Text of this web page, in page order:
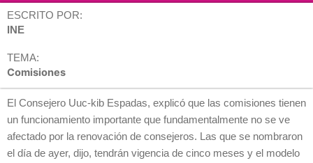
ESCRITO POR:
INE
TEMA:
Comisiones
El Consejero Uuc-kib Espadas, explicó que las comisiones tienen
un funcionamiento importante que fundamentalmente no se ve
afectado por la renovación de consejeros. Las que se nombraron
el día de ayer, dijo, tendrán vigencia de cinco meses y el modelo